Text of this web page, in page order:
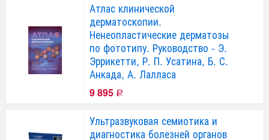
Атлас клинической
дерматоскопии.
Ненеопластические дерматозы
по фототипу. Руководство - Э.
Эррикетти, Р. П. Усатина, Б. С.
Анкада, А. Лалласа
9 895 Р
Ультразвуковая семиотика и
диагностика болезней органов